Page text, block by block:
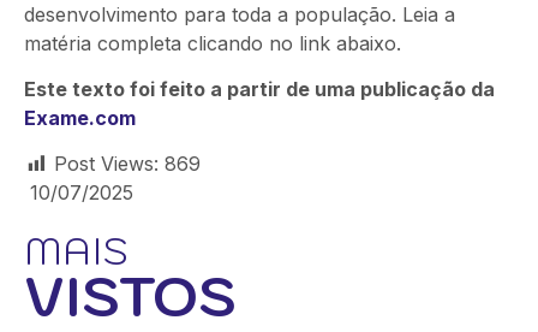
desenvolvimento para toda a população. Leia a
matéria completa clicando no link abaixo.
Este texto foi feito a partir de uma publicação da
Exame.com
Post Views: 869
10/07/2025
MAIS
VISTOS